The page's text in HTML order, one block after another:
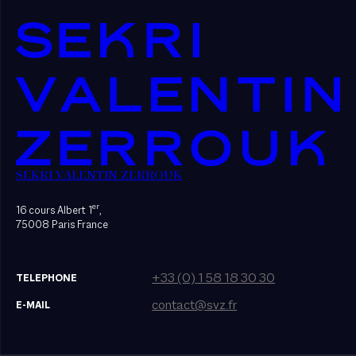
SEKRI VALENTIN ZERROUK
16 cours Albert 1er,
75008 Paris France
TELEPHONE +33 (0) 1 58 18 30 30
E-MAIL contact@svz.fr